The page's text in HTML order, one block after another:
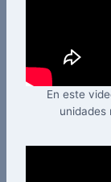
En este
unidades